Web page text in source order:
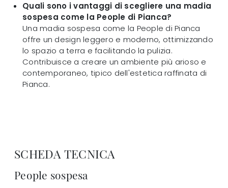
Quali sono i vantaggi di scegliere una madia
sospesa come la People di Pianca?
Una madia sospesa come la People di Pianca
offre un design leggero e moderno, ottimizzando
lo spazio a terra e facilitando la pulizia.
Contribuisce a creare un ambiente più arioso e
contemporaneo, tipico dell'estetica raffinata di
Pianca.
SCHEDA TECNICA
People sospesa